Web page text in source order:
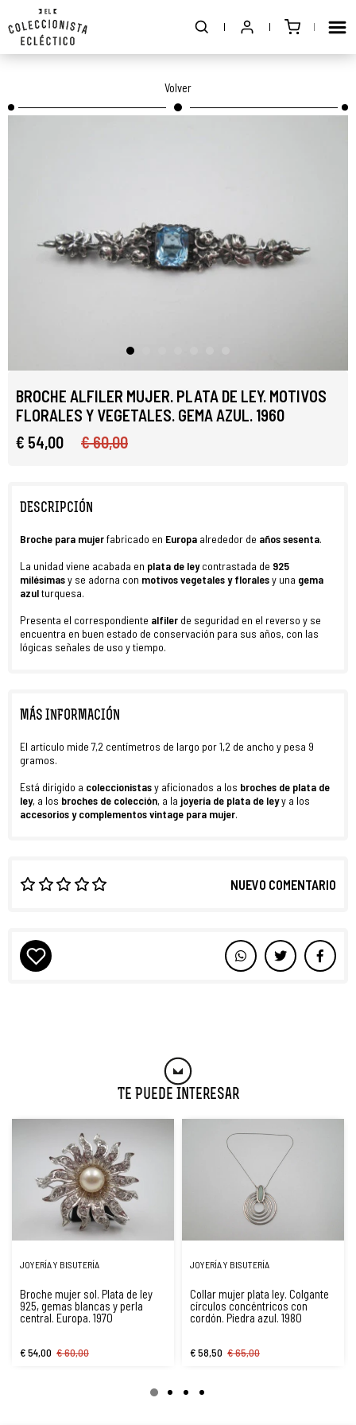
Volver
BROCHE ALFILER MUJER. PLATA DE LEY. MOTIVOS
FLORALES Y VEGETALES. GEMA AZUL. 1960
€ 54,00
€ 60,00
DESCRIPCIÓN
Broche para mujerfabricado en Europa alrededor de años sesenta.
La unidad viene acabada en plata de leycontrastada de 925
milésimasy se adorna con motivos vegetales y floralesy una gema
azulturquesa.
Presenta el correspondiente alfiler de seguridad en el reverso y se
encuentra en buen estado de conservación para sus años, con las
lógicas señales de uso y tiempo.
MÁS INFORMACIÓN
El artículo mide 7,2 centímetros de largo por 1,2 de ancho y pesa 9
gramos.
Está dirigido a coleccionistasy aficionados a los broches de plata de
ley, a los broches de colección, a la joyería de plata de leyy a los
accesorios y complementos vintage para mujer.
NUEVO COMENTARIO
Te Puede Interesar
JOYERÍA Y BISUTERÍA
Broche mujer sol. Plata de ley
925, gemas blancas y perla
central. Europa. 1970
€ 54,00 € 60,00
JOYERÍA Y BISUTERÍA
Collar mujer plata ley. Colgante
círculos concéntricos con
cordón. Piedra azul. 1980
€ 58,50 € 65,00